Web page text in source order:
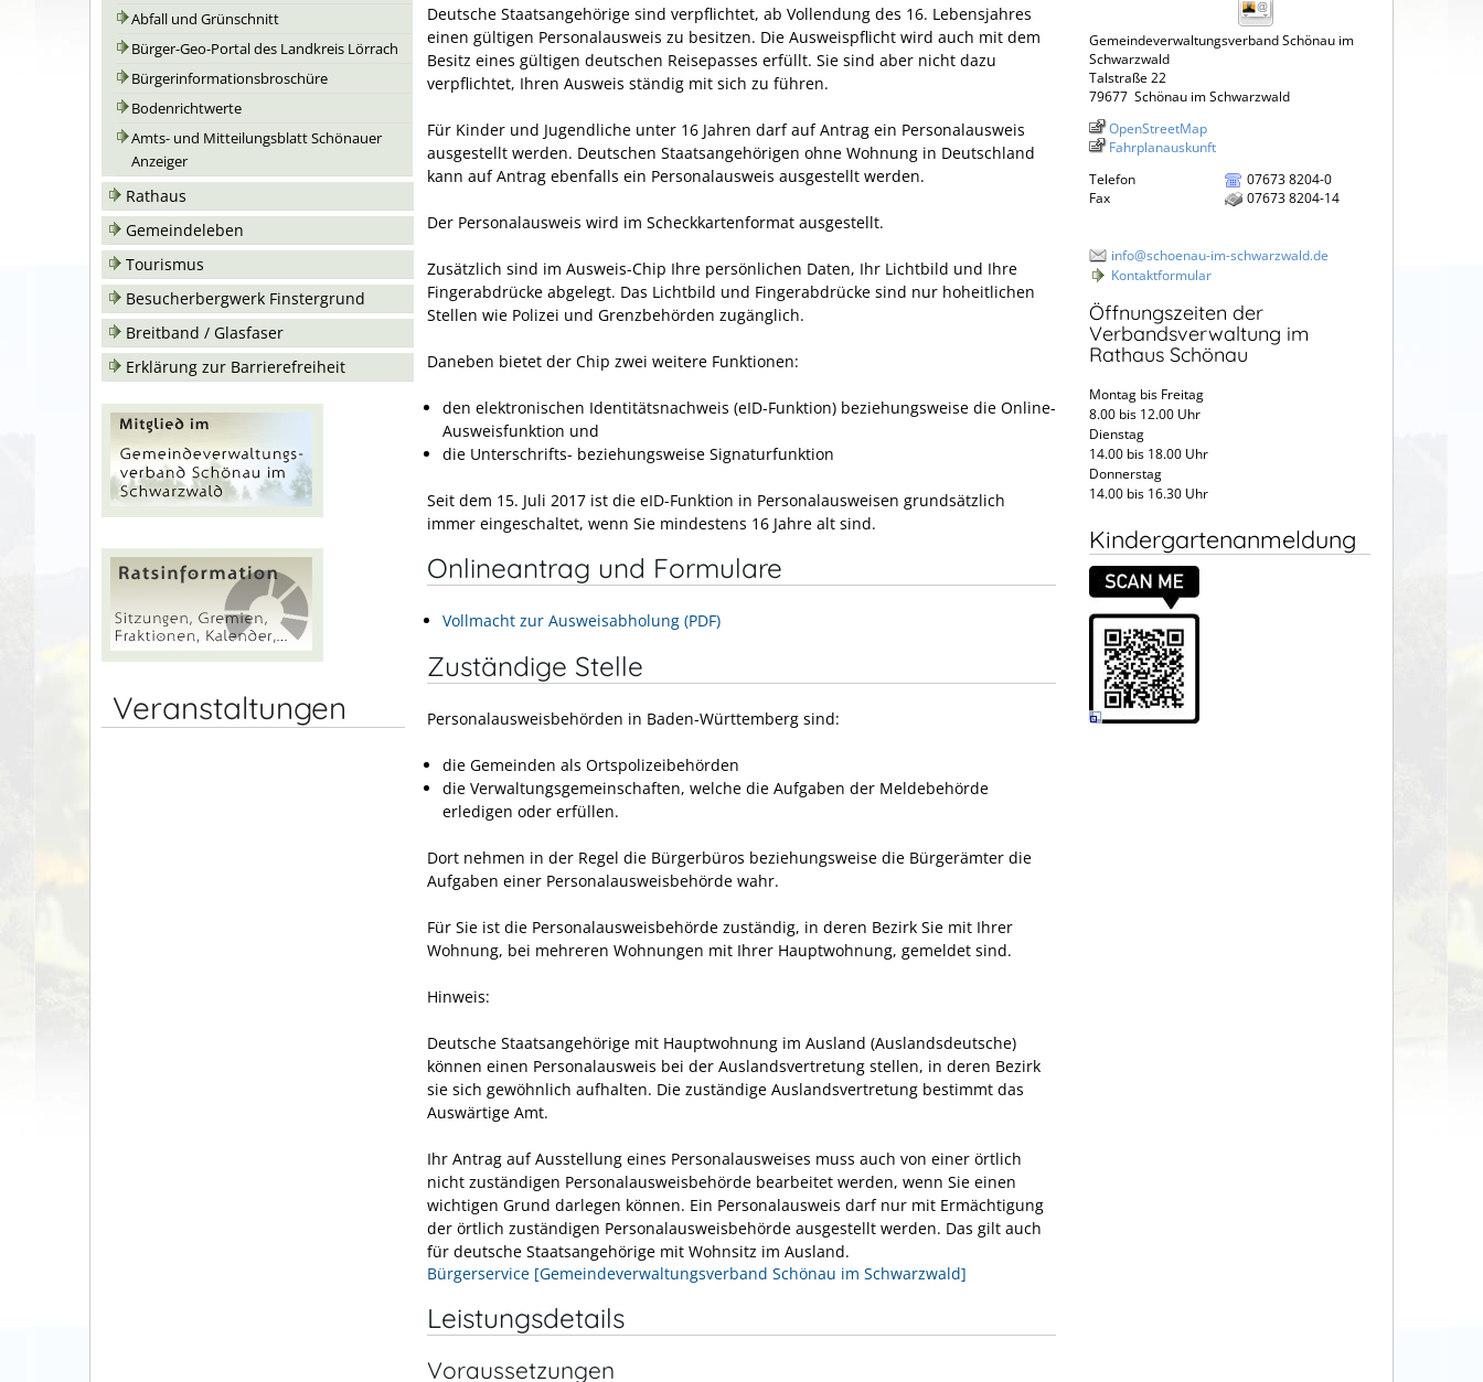
Abfall und Grünschnitt
Bürger-Geo-Portal des Landkreis Lörrach
Bürgerinformationsbroschüre
Bodenrichtwerte
Amts- und Mitteilungsblatt Schönauer
Anzeiger
Rathaus
Gemeindeleben
Tourismus
Besucherbergwerk Finstergrund
Breitband / Glasfaser
Erklärung zur Barrierefreiheit
Veranstaltungen
Deutsche Staatsangehörige sind verpflichtet, ab Vollendung des 16. Lebensjahres
einen gültigen Personalausweis zu besitzen. Die Ausweispflicht wird auch mit dem
Besitz eines gültigen deutschen Reisepasses erfüllt. Sie sind aber nicht dazu
verpflichtet, Ihren Ausweis ständig mit sich zu führen.
Für Kinder und Jugendliche unter 16 Jahren darf auf Antrag ein Personalausweis
ausgestellt werden. Deutschen Staatsangehörigen ohne Wohnung in Deutschland
kann auf Antrag ebenfalls ein Personalausweis ausgestellt werden.
Der Personalausweis wird im Scheckkartenformat ausgestellt.
Zusätzlich sind im Ausweis-Chip Ihre persönlichen Daten, Ihr Lichtbild und Ihre
Fingerabdrücke abgelegt. Das Lichtbild und Fingerabdrücke sind nur hoheitlichen
Stellen wie Polizei und Grenzbehörden zugänglich.
Daneben bietet der Chip zwei weitere Funktionen:
den elektronischen Identitätsnachweis (eID-Funktion) beziehungsweise die Online-
Ausweisfunktion und
die Unterschrifts- beziehungsweise Signaturfunktion
Seit dem 15. Juli 2017 ist die eID-Funktion in Personalausweisen grundsätzlich
immer eingeschaltet, wenn Sie mindestens 16 Jahre alt sind.
Onlineantrag und Formulare
Vollmacht zur Ausweisabholung (PDF)
Zuständige Stelle
Personalausweisbehörden in Baden-Württemberg sind:
die Gemeinden als Ortspolizeibehörden
die Verwaltungsgemeinschaften, welche die Aufgaben der Meldebehörde
erledigen oder erfüllen.
Dort nehmen in der Regel die Bürgerbüros beziehungsweise die Bürgerämter die
Aufgaben einer Personalausweisbehörde wahr.
Für Sie ist die Personalausweisbehörde zuständig, in deren Bezirk Sie mit Ihrer
Wohnung, bei mehreren Wohnungen mit Ihrer Hauptwohnung, gemeldet sind.
Hinweis:
Deutsche Staatsangehörige mit Hauptwohnung im Ausland (Auslandsdeutsche)
können einen Personalausweis bei der Auslandsvertretung stellen, in deren Bezirk
sie sich gewöhnlich aufhalten. Die zuständige Auslandsvertretung bestimmt das
Auswärtige Amt.
Ihr Antrag auf Ausstellung eines Personalausweises muss auch von einer örtlich
nicht zuständigen Personalausweisbehörde bearbeitet werden, wenn Sie einen
wichtigen Grund darlegen können. Ein Personalausweis darf nur mit Ermächtigung
der örtlich zuständigen Personalausweisbehörde ausgestellt werden. Das gilt auch
für deutsche Staatsangehörige mit Wohnsitz im Ausland.
Bürgerservice [Gemeindeverwaltungsverband Schönau im Schwarzwald]
Leistungsdetails
Voraussetzungen
Gemeindeverwaltungsverband Schönau im
Schwarzwald
Talstraße 22
79677 Schönau im Schwarzwald
OpenStreetMap
Fahrplanauskunft
Telefon
07673 8204-0
Fax
07673 8204-14
info@schoenau-im-schwarzwald.de
Kontaktformular
Öffnungszeiten der
Verbandsverwaltung im
Rathaus Schönau
Montag bis Freitag
8.00 bis 12.00 Uhr
Dienstag
14.00 bis 18.00 Uhr
Donnerstag
14.00 bis 16.30 Uhr
Kindergartenanmeldung